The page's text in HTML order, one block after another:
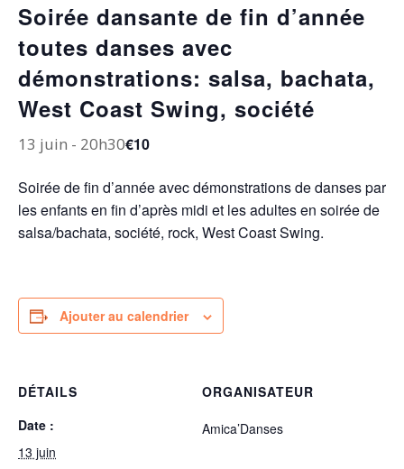
Soirée dansante de fin d’année
toutes danses avec
démonstrations: salsa, bachata,
West Coast Swing, société
13 juin - 20h30€10
Soirée de fin d’année avec démonstrations de danses par
les enfants en fin d’après midi et les adultes en soirée de
salsa/bachata, société, rock, West Coast Swing.
Ajouter au calendrier
DÉTAILS
Date :
13 juin
ORGANISATEUR
Amica’Danses